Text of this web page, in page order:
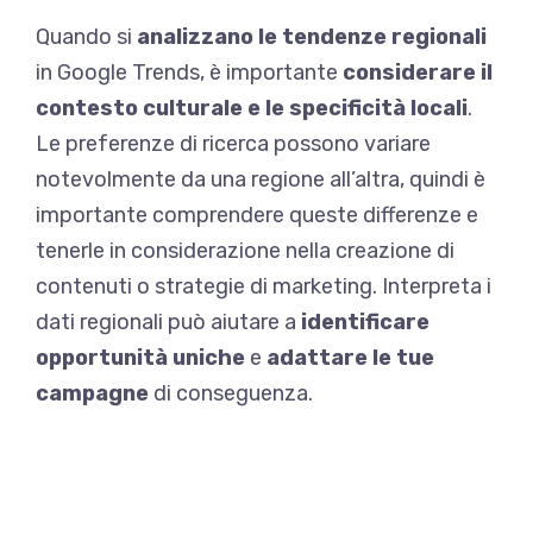
Quando si analizzano le tendenze regionali
in Google Trends, è importante considerare il
contesto culturale e le specificità locali.
Le preferenze di ricerca possono variare
notevolmente da una regione all’altra, quindi è
importante comprendere queste differenze e
tenerle in considerazione nella creazione di
contenuti o strategie di marketing. Interpreta i
dati regionali può aiutare a identificare
opportunità uniche e adattare le tue
campagne di conseguenza.